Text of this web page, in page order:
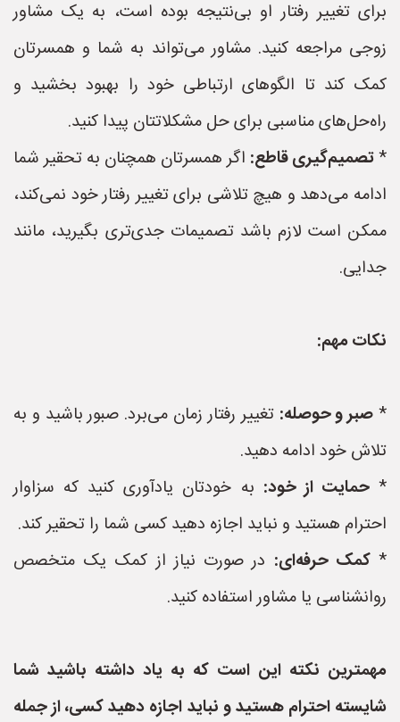
برای تغییر رفتار او بی‌نتیجه بوده است، به یک مشاور
زوجی مراجعه کنید. مشاور می‌تواند به شما و همسرتان
کمک کند تا الگوهای ارتباطی خود را بهبود بخشید و
راه‌حل‌های مناسبی برای حل مشکلاتتان پیدا کنید.
*تصمیم‌گیری قاطع: اگر همسرتان همچنان به تحقیر شما
ادامه می‌دهد و هیچ تلاشی برای تغییر رفتار خود نمی‌کند،
ممکن است لازم باشد تصمیمات جدی‌تری بگیرید، مانند
جدایی.
نکات مهم:
* صبر و حوصله: تغییر رفتار زمان می‌برد. صبور باشید و به
تلاش خود ادامه دهید.
*حمایت از خود: به خودتان یادآوری کنید که سزاوار
احترام هستید و نباید اجازه دهید کسی شما را تحقیر کند.
*کمک حرفه‌ای: در صورت نیاز از کمک یک متخصص
روانشناسی یا مشاور استفاده کنید.
مهمترین نکته این است که به یاد داشته باشید شما
شایسته احترام هستید و نباید اجازه دهید کسی، از جمله